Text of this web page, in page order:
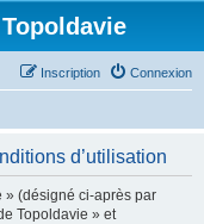
Connexion
Inscription
d’utilisation
» (désigné ci-après par
Topoldavie » et